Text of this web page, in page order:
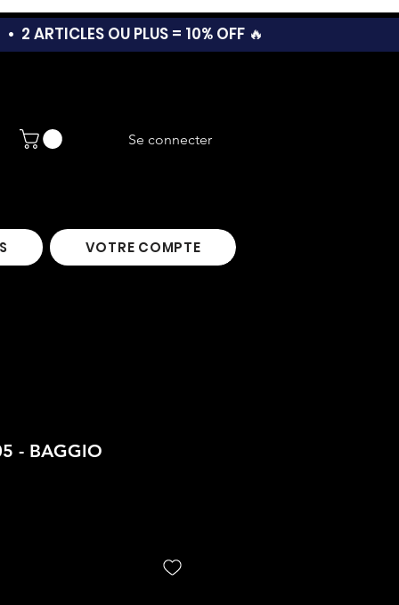
• 2 ARTICLES OU PLUS = 10% OFF 🔥
Se connecter
VOTRE COMPTE
- BAGGIO